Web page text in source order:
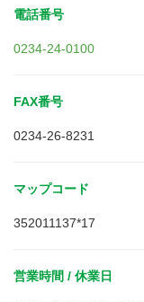
電話番号
0234-24-0100
FAX番号
0234-26-8231
マップコード
352011137*17
営業時間 / 休業日